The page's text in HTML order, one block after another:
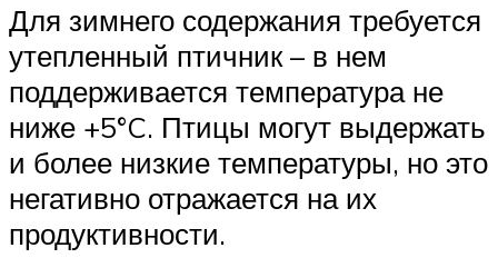
Для зимнего содержания требуется
утепленный птичник – в нем
поддерживается температура не
ниже +5°C. Птицы могут выдержать
и более низкие температуры, но это
негативно отражается на их
продуктивности.